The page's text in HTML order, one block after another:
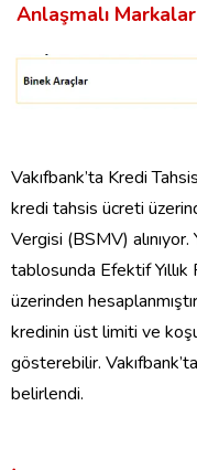
Anlaşmalı Markalar
Vakıfbank’ta Kredi
kredi tahsis ücreti
Vergisi (BSMV) alınıyor.
tablosunda Efektif
üzerinden
kredinin üst limiti ve
gösterebilir.
belirlendi.